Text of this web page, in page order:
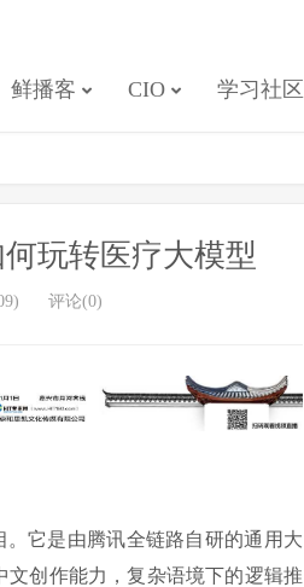
鲜播客 CIO 学习社区
玩转医疗大模型
评论(0)
。它是由腾讯全链路自研的通用大
文创作能力，复杂语境下的逻辑推